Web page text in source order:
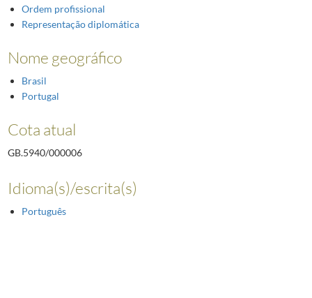
Ordem profissional
Representação diplomática
Nome geográfico
Brasil
Portugal
Cota atual
GB.5940/000006
Idioma(s)/escrita(s)
Português